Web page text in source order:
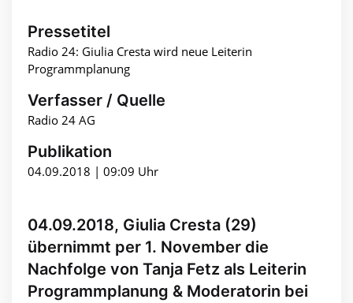
Pressetitel
Radio 24: Giulia Cresta wird neue Leiterin
Programmplanung
Verfasser / Quelle
Radio 24 AG
Publikation
04.09.2018 | 09:09 Uhr
04.09.2018, Giulia Cresta (29)
übernimmt per 1. November die
Nachfolge von Tanja Fetz als Leiterin
Programmplanung & Moderatorin bei